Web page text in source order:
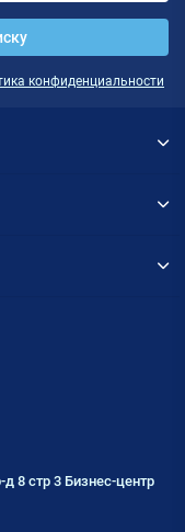
конфиденциальности
8 стр 3 Бизнес-центр